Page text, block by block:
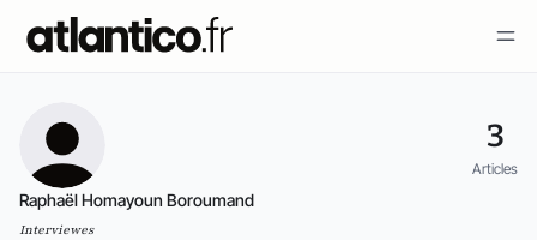
3
Articles
Raphaël Homayoun Boroumand
Interviewes